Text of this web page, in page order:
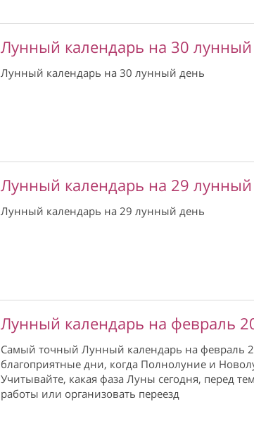
Лунный календарь на 30
Лунный календарь на 30 лунный день
Лунный календарь на 29
Лунный календарь на 29 лунный день
Лунный календарь на февраль
Самый точный Лунный календарь на февраль
благоприятные дни, когда Полнолуние и
Учитывайте, какая фаза Луны сегодня, перед
работы или организовать переезд